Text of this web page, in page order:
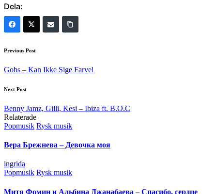
Dela:
Post
navigation
Previous Post
Gobs – Kan Ikke Sige Farvel
Next Post
Benny Jamz, Gilli, Kesi – Ibiza ft. B.O.C
Relaterade
Posted
Popmusik Rysk musik
Вера Брежнева – Девочка моя
Posted
by
ingrida
Posted
Popmusik Rysk musik
Митя Фомин и Альбина Джанабаева – Спасибо, сердце